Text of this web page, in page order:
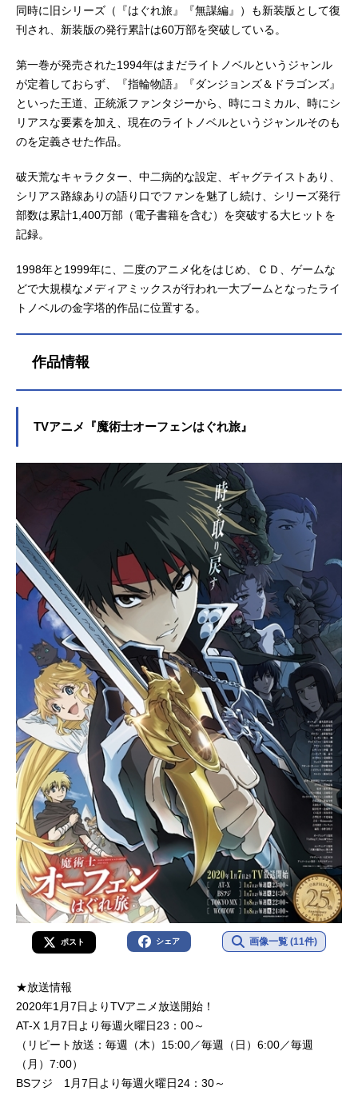
同時に旧シリーズ（『はぐれ旅』『無謀編』）も新装版として復
刊され、新装版の発行累計は60万部を突破している。
第一巻が発売された1994年はまだライトノベルというジャンル
が定着しておらず、『指輪物語』『ダンジョンズ＆ドラゴンズ』
といった王道、正統派ファンタジーから、時にコミカル、時にシ
リアスな要素を加え、現在のライトノベルというジャンルそのも
のを定義させた作品。
破天荒なキャラクター、中二病的な設定、ギャグテイストあり、
シリアス路線ありの語り口でファンを魅了し続け、シリーズ発行
部数は累計1,400万部（電子書籍を含む）を突破する大ヒットを
記録。
1998年と1999年に、二度のアニメ化をはじめ、ＣＤ、ゲームな
どで大規模なメディアミックスが行われ一大ブームとなったライ
トノベルの金字塔的作品に位置する。
作品情報
TVアニメ『魔術士オーフェンはぐれ旅』
ポスト シェア 画像一覧 (11件)
★放送情報
2020年1月7日よりTVアニメ放送開始！
AT-X 1月7日より毎週火曜日23：00～
（リピート放送：毎週（木）15:00／毎週（日）6:00／毎週
（月）7:00）
BSフジ 1月7日より毎週火曜日24：30～